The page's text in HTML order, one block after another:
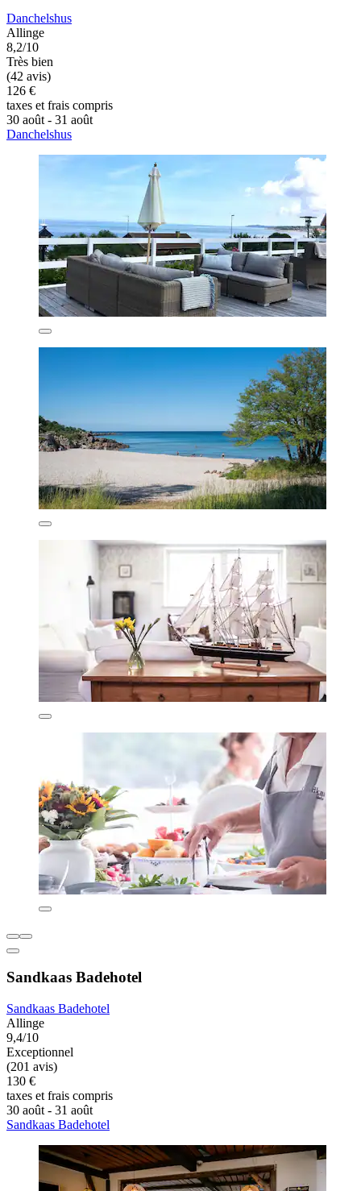
Danchelshus
Allinge
8,2/10
Très bien
(42 avis)
126 €
taxes et frais compris
30 août - 31 août
Danchelshus
Sandkaas Badehotel
Sandkaas Badehotel
Allinge
9,4/10
Exceptionnel
(201 avis)
130 €
taxes et frais compris
30 août - 31 août
Sandkaas Badehotel